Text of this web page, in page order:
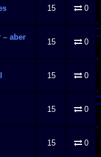
15 0
aber
15 0
15 0
15 0
15 0